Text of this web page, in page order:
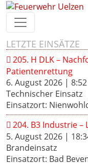
LETZTE EINSÄTZE
205. H DLK –
Patientenrettung
6. August 2026 | 8:52
Technischer Einsatz
Einsatzort:
204. B3 Industrie
5. August 2026 |
Brandeinsatz
Einsatzort: Bad